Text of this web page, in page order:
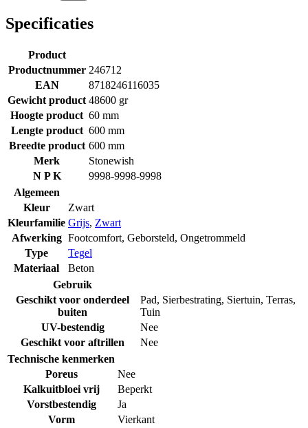
Specificaties
Product
Productnummer 246712
EAN
8718246116035
Gewicht product 48600 gr
Hoogte product 60 mm
Lengte product 600 mm
Breedte product 600 mm
Merk
Stonewish
N P K
9998-9998-9998
Algemeen
Kleur
Zwart
Kleurfamilie Grijs, Zwart
Afwerking Footcomfort, Geborsteld, Ongetrommeld
Type
Tegel
Materiaal
Beton
Gebruik
Geschikt voor onderdeel
buiten
Pad, Sierbestrating, Siertuin, Terras,
Tuin
UV-bestendig
Nee
Geschikt voor aftrillen
Nee
Technische kenmerken
Poreus
Nee
Kalkuitbloei vrij
Beperkt
Vorstbestendig
Ja
Vorm
Vierkant